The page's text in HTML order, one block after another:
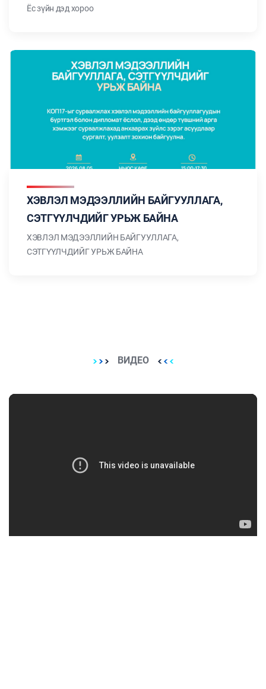
ёс зүйн тухай хуульд заасан "Төрийн албан
байна. Цуврал №3
Ёс зүйн дэд хороо
ХЭВЛЭЛ МЭДЭЭЛЛИЙН БАЙГУУЛЛАГА,
СЭТГҮҮЛЧДИЙГ УРЬЖ БАЙНА
ХЭВЛЭЛ МЭДЭЭЛЛИЙН БАЙГУУЛЛАГА,
СЭТГҮҮЛЧДИЙГ УРЬЖ БАЙНА
ВИДЕО